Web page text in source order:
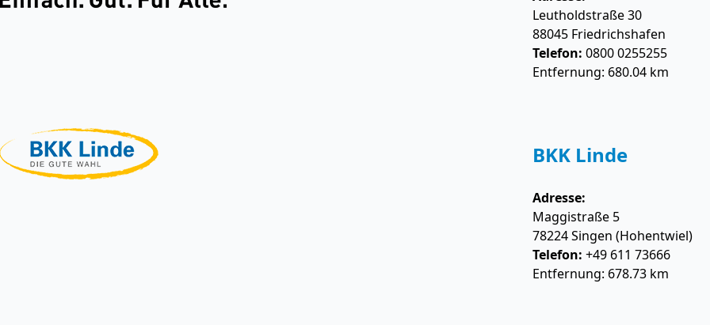
Leutholdstraße 30
88045 Friedrichshafen
Telefon: 0800 0255255
Entfernung: 680.04 km
BKK Linde
Adresse:
Maggistraße 5
78224Singen (Hohentwiel)
Telefon: +49 611 73666
Entfernung: 678.73 km